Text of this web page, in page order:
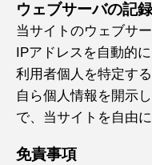
ウェブサーバの記録
当サイトのウェブサ
IPアドレスを自動的
利用者個人を特定す
自ら個人情報を開示
で、当サイトを自由
免責事項